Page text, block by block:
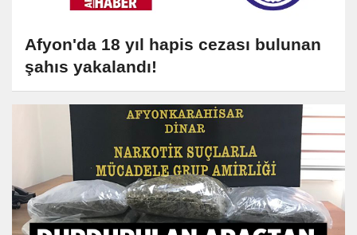
Afyon'da 18 yıl hapis cezası bulunan
şahıs yakalandı!